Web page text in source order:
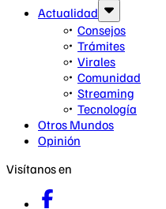
Actualidad
Consejos
Trámites
Virales
Comunidad
Streaming
Tecnología
Otros Mundos
Opinión
Visítanos en